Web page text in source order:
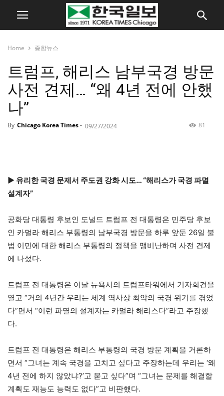
Home 종합뉴스
트럼프, 해리스 남부국경 방문
사전 견제… “왜 4년 전에 안했
나”
By Chicago Korea Times- 09/27/2024 81
▶ 유리한 국경 문제서 주도권 강화 시도… “해리스가 국경 파멸
설계자”
공화당 대통령 후보인 도널드 트럼프 전 대통령은 민주당 후보
인 카멀라 해리스 부통령의 남부국경 방문을 하루 앞둔 26일 불
법 이민에 대한 해리스 부통령의 정책을 맹비난하며 사전 견제
에 나섰다.
트럼프 전 대통령은 이날 뉴욕시의 트럼프타워에서 기자회견을
열고 “거의 4년간 우리는 세계 역사상 최악의 국경 위기를 겪었
다”면서 “이런 파멸의 설계자는 카멀라 해리스다”라고 주장했
다.
트럼프 전 대통령은 해리스 부통령의 국경 방문 계획을 거론하
면서 “그녀는 계속 국경을 고치고 싶다고 주장하는데 우리는 ‘왜
4년 전에 하지 않았냐?’고 묻고 싶다”며 “그녀는 문제를 해결할
계획도 재능도 능력도 없다”고 비판했다.